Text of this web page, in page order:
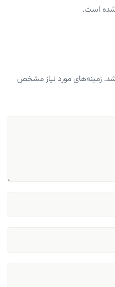
است.
زمینه‌های مورد نیاز مشخص